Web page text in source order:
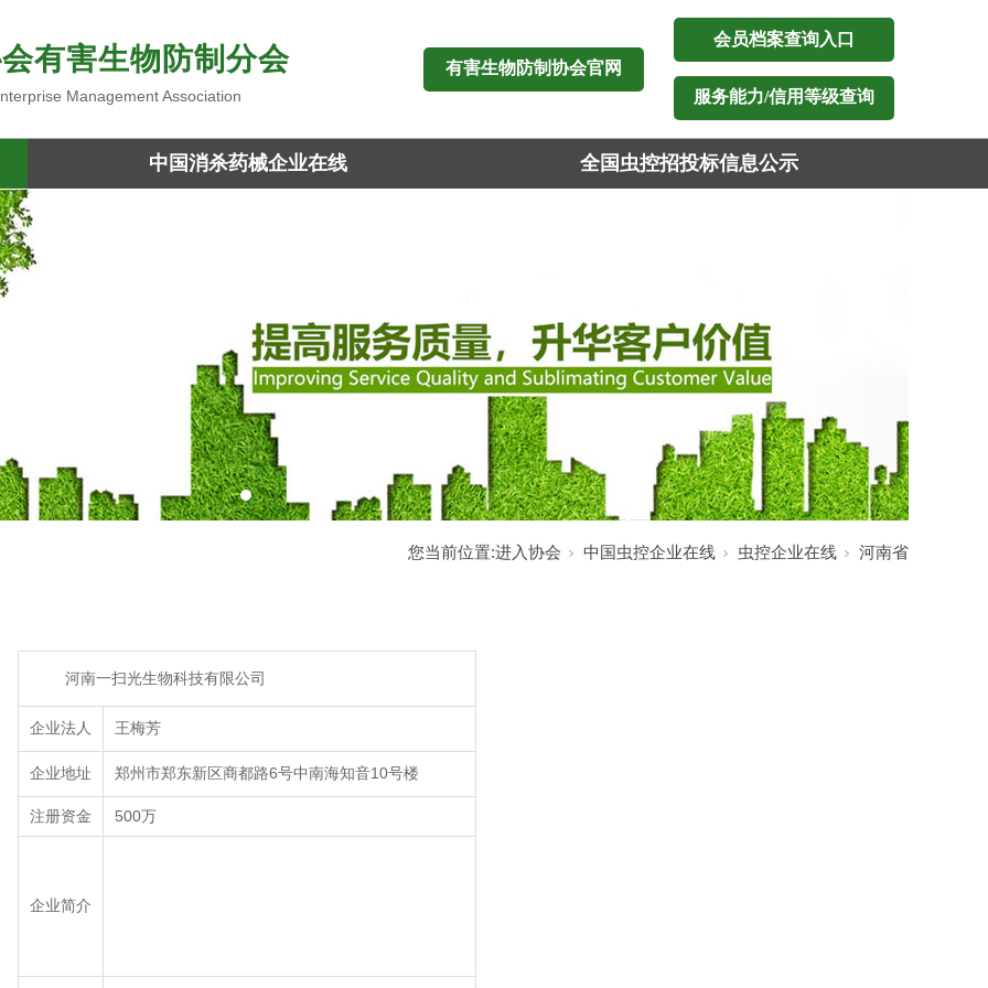
有害生物防制分会 有害生物防制协会官网
Management Association 服务能力/信用等级查询
会员档案查询入口
中国消杀药械企业在线 全国虫控招投标信息公示
您当前位置:进入协会 中国虫控企业在线 虫控企业在线 河南省
河南一扫光生物科技有限公司
企业法人 王梅芳
企业地址 郑州市郑东新区商都路6号中南海知音10号楼
注册资金 500万
企业简介